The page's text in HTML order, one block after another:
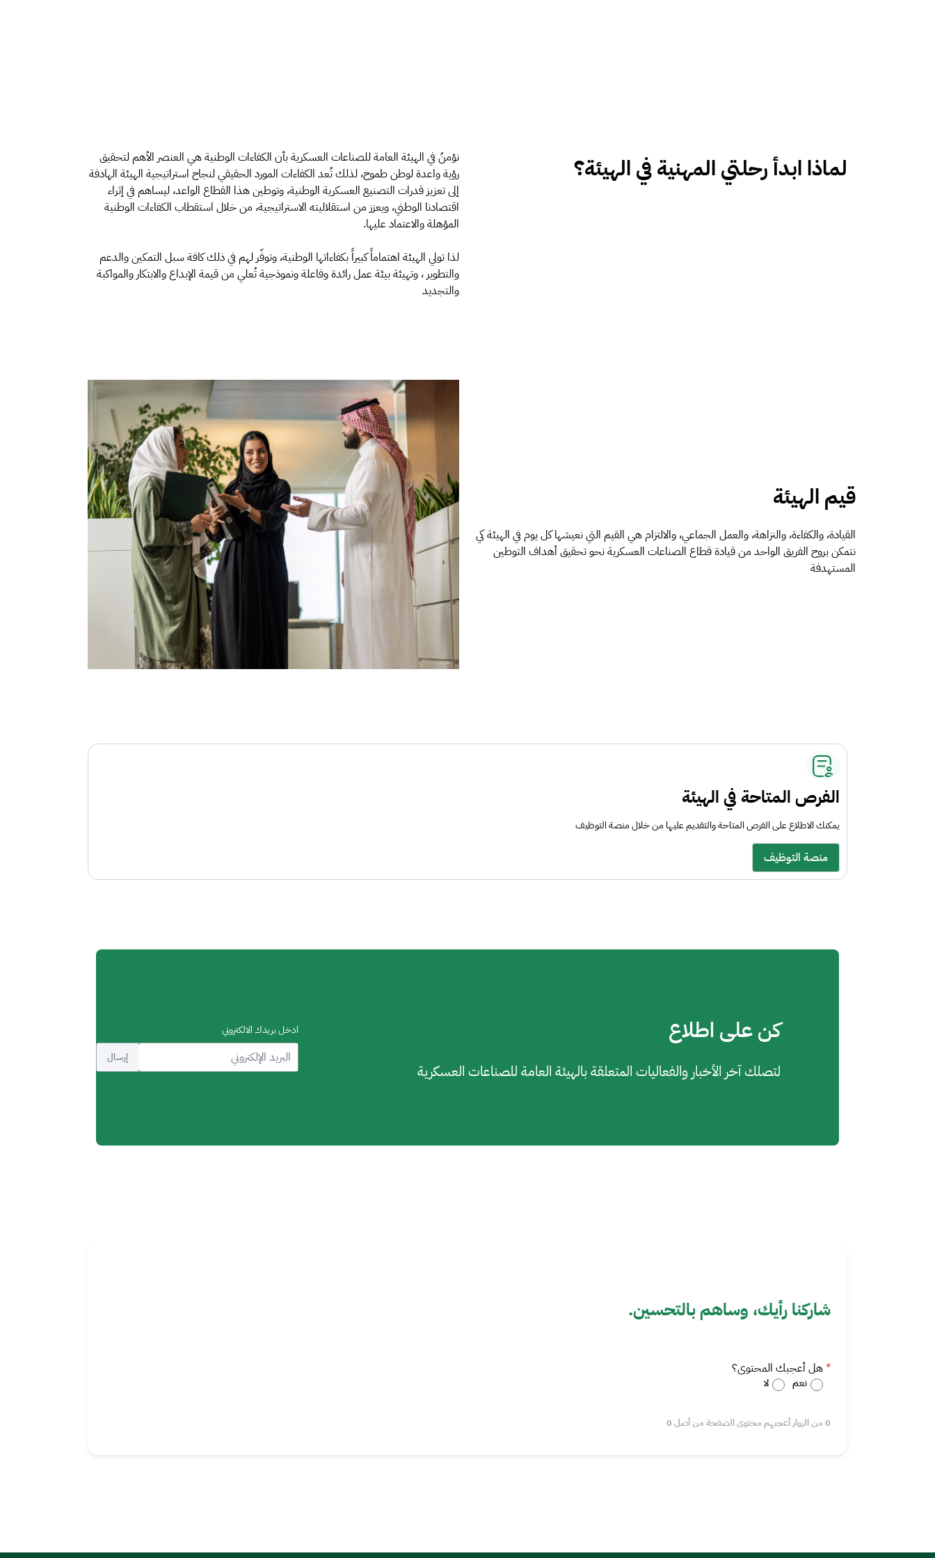
لماذا ابدأ رحلتي المهنية في الهيئة؟
نؤمنُ في الهيئة العامة للصناعات العسكرية بأن الكفاءات الوطنية هي العنصر الأهم لتحقيق
رؤية واعدة لوطن طموح، لذلك تُعد الكفاءات المورد الحقيقي لنجاح استراتيجية الهيئة الهادفة
إلى تعزيز قدرات التصنيع العسكرية الوطنية، وتوطين هذا القطاع الواعد، ليساهم في إثراء
اقتصادنا الوطني، ويعزز من استقلاليته الاستراتيجية، من خلال استقطاب الكفاءات الوطنية
المؤهلة والاعتماد عليها.
لذا تولي الهيئة اهتماماً كبيراً بكفاءاتها الوطنية، وتوفّر لهم في ذلك كافة سبل التمكين والدعم
والتطوير ، وتهيئة بيئة عمل رائدة وفاعلة ونموذجية تُعلي من قيمة الإبداع والابتكار والمواكبة
والتجديد
قيم الهيئة
القيادة، والكفاءة، والنزاهة، والعمل الجماعي، والالتزام هي القيم التي نعيشها كل يوم في الهيئة كي
نتمكن بروح الفريق الواحد من قيادة قطاع الصناعات العسكرية نحو تحقيق أهداف التوطين
المستهدفة
الفرص المتاحة في الهيئة
يمكنك الاطلاع على الفرص المتاحة والتقديم عليها من خلال منصة التوظيف
منصة التوظيف
كن على اطلاع
لتصلك آخر الأخبار والفعاليات المتعلقة بالهيئة العامة للصناعات العسكرية
ادخل بريدك الالكتروني
شاركنا رأيك، وساهم بالتحسين.
هل أعجبك المحتوى؟
نعم لا
0 من الزوار أعجبهم محتوى الصفحة من أصل 0